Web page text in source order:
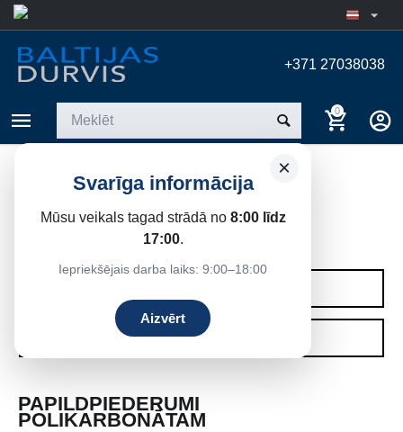
+371 27038038
0
×
Svarīga informācija
Mūsu veikals tagad strādā no 8:00 līdz
17:00.
Iepriekšējais darba laiks: 9:00–18:00
Aizvērt
AKSESUĀRI ŠŪNU
POLIKARBONĀTĀM
Siltumnīcas
FILTRI
PAPILDPIEDERUMI
POLIKARBONĀTAM